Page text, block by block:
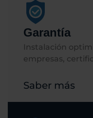
Garantía
Instalación
empresas,
Saber más